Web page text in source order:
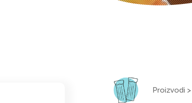
Proizvodi >